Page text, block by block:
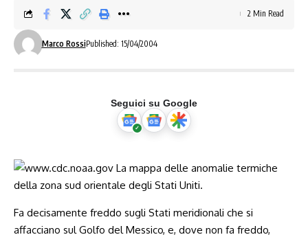
Marco RossiPublished: 15/04/2004
2 Min Read
Seguici su Google
Fa decisamente freddo sugli Stati meridionali che si
affacciano sul Golfo del Messico, e, dove non fa freddo,